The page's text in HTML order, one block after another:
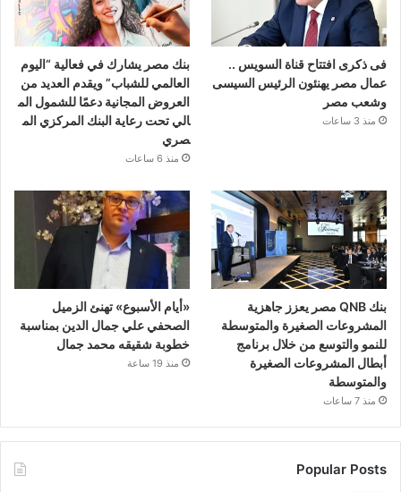
فى ذكرى افتتاح قناة السويس ..
عمال مصر يهنئون الرئيس السيسى
وشعب مصر
منذ 3 ساعات
بنك مصر يشارك في فعالية “اليوم
العالمي للشباب” ويقدم العديد من
العروض المجانية دعمًا للشمول الم
الي تحت رعاية البنك المركزي الم
صري
منذ 6 ساعات
بنك QNB مصر يعزز جاهزية
المشروعات الصغيرة والمتوسطة
للنمو والتوسع من خلال برنامج
أبطال المشروعات الصغيرة
والمتوسطة
منذ 7 ساعات
«أيام الأسبوع» تهنئ الزميل
الصحفي علي جمال الدين بمناسبة
خطوبة شقيقه محمد جمال
منذ 19 ساعة
Popular Posts